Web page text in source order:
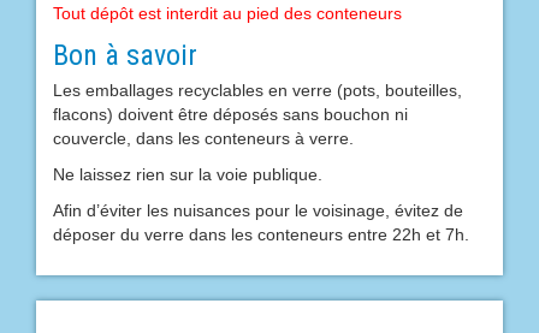
Tout dépôt est interdit au pied des conteneurs
Bon à savoir
Les emballages recyclables en verre (pots, bouteilles,
flacons) doivent être déposés sans bouchon ni
couvercle, dans les conteneurs à verre.
Ne laissez rien sur la voie publique.
Afin d’éviter les nuisances pour le voisinage, évitez de
déposer du verre dans les conteneurs entre 22h et 7h.